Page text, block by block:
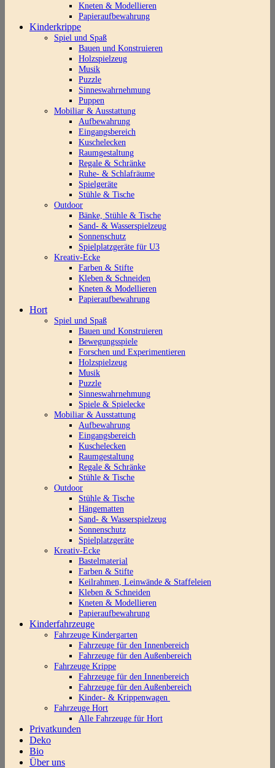
Kneten & Modellieren
Papieraufbewahrung
Kinderkrippe
Spiel und Spaß
Bauen und Konstruieren
Holzspielzeug
Musik
Puzzle
Sinneswahrnehmung
Puppen
Mobiliar & Ausstattung
Aufbewahrung
Eingangsbereich
Kuschelecken
Raumgestaltung
Regale & Schränke
Ruhe- & Schlafräume
Spielgeräte
Stühle & Tische
Outdoor
Bänke, Stühle & Tische
Sand- & Wasserspielzeug
Sonnenschutz
Spielplatzgeräte für U3
Kreativ-Ecke
Farben & Stifte
Kleben & Schneiden
Kneten & Modellieren
Papieraufbewahrung
Hort
Spiel und Spaß
Bauen und Konstruieren
Bewegungsspiele
Forschen und Experimentieren
Holzspielzeug
Musik
Puzzle
Sinneswahrnehmung
Spiele & Spielecke
Mobiliar & Ausstattung
Aufbewahrung
Eingangsbereich
Kuschelecken
Raumgestaltung
Regale & Schränke
Stühle & Tische
Outdoor
Stühle & Tische
Hängematten
Sand- & Wasserspielzeug
Sonnenschutz
Spielplatzgeräte
Kreativ-Ecke
Bastelmaterial
Farben & Stifte
Keilrahmen, Leinwände & Staffeleien
Kleben & Schneiden
Kneten & Modellieren
Papieraufbewahrung
Kinderfahrzeuge
Fahrzeuge Kindergarten
Fahrzeuge für den Innenbereich
Fahrzeuge für den Außenbereich
Fahrzeuge Krippe
Fahrzeuge für den Innenbereich
Fahrzeuge für den Außenbereich
Kinder- & Krippenwagen
Fahrzeuge Hort
Alle Fahrzeuge für Hort
Privatkunden
Deko
Bio
Über uns